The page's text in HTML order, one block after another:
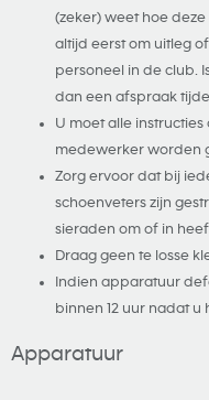
(zeker) weet hoe
altijd eerst om uitleg
personeel in de club.
dan een afspraak
U moet alle
medewerker worden
Zorg ervoor dat bij
schoenveters zijn
sieraden om of in
Draag geen te losse
Indien apparatuur
binnen 12 uur nadat
Apparatuur